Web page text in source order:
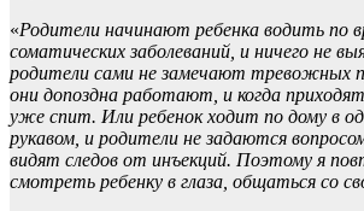
«Родители начинают ребенка водить по
соматических заболеваний, и ничего не
родители сами не замечают тревожных
они допоздна работают, и когда
уже спит. Или ребенок ходит по дому в
рукавом, и родители не задаются
видят следов от инъекций. Поэтому я
смотреть ребенку в глаза, общаться со